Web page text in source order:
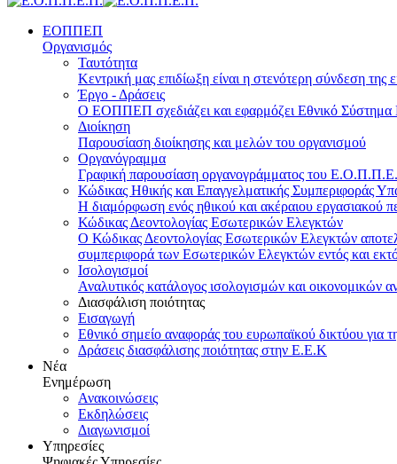
ΕΟΠΠΕΠ
Οργανισμός
Ταυτότητα
Κεντρική μας επιδίωξη είναι η στενότερη σύνδεση της
Έργο - Δράσεις
Ο ΕΟΠΠΕΠ σχεδιάζει και εφαρμόζει Eθνικό Σύστημα
Διοίκηση
Παρουσίαση διοίκησης και μελών του οργανισμού
Οργανόγραμμα
Γραφική παρουσίαση οργανογράμματος του
Κώδικας Ηθικής και Επαγγελματικής Συμπεριφοράς
Η διαμόρφωση ενός ηθικού και ακέραιου εργασιακού
Κώδικας Δεοντολογίας Εσωτερικών Ελεγκτών
Ο Κώδικας Δεοντολογίας Εσωτερικών Ελεγκτών
συμπεριφορά των Εσωτερικών Ελεγκτών εντός και
Ισολογισμοί
Αναλυτικός κατάλογος ισολογισμών και οικονομικών
Διασφάλιση ποιότητας
Εισαγωγή
Εθνικό σημείο αναφοράς του ευρωπαϊκού δικτύου για
Δράσεις διασφάλισης ποιότητας στην Ε.Ε.Κ
Νέα
Ενημέρωση
Ανακοινώσεις
Εκδηλώσεις
Διαγωνισμοί
Υπηρεσίες